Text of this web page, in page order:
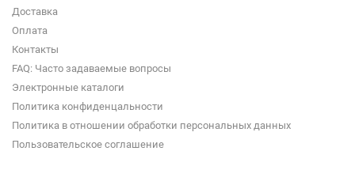
Доставка
Оплата
Контакты
FAQ: Часто задаваемые вопросы
Электронные каталоги
Политика конфиденцальности
Политика в отношении обработки персональных данных
Пользовательское соглашение